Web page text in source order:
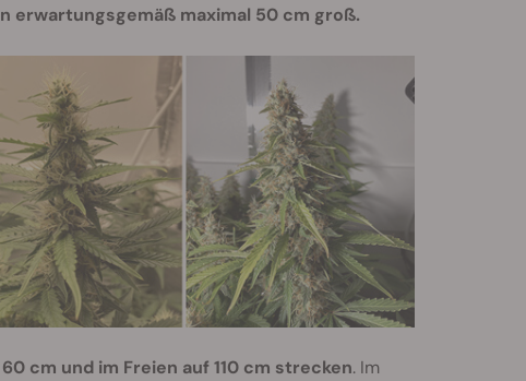
erwartungsgemäß maximal 50 cm groß.
cm und im Freien auf 110 cm strecken. Im